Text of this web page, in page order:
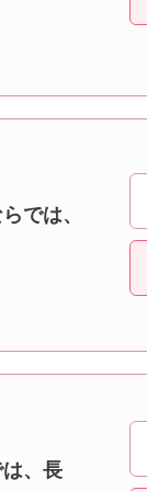
では、
、長